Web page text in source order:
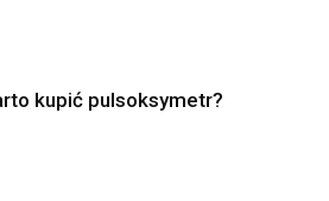
kupić pulsoksymetr?